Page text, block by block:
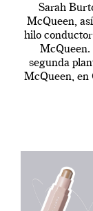
Sarah
McQueen,
hilo
McQueen.
segunda
McQueen, en